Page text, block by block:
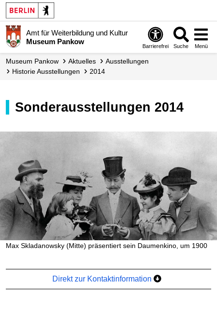
Amt für Weiterbildung und Kultur
Museum Pankow
Barrierefrei Suche Menü
Museum Pankow Aktuelles
Ausstellungen
Historie­ Ausstellungen
2014
Sonderausstellungen 2014
Max Skladanowsky (Mitte) präsentiert sein Daumenkino, um 1900
Direkt zur Kontaktinformation